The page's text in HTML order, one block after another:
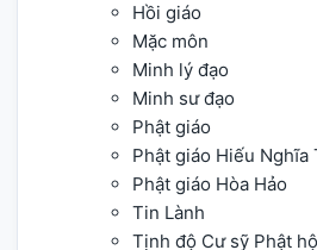
Hồi giáo
Mặc môn
Minh lý đạo
Minh sư đạo
Phật giáo
Phật giáo Hiếu Nghĩa
Phật giáo Hòa Hảo
Tin Lành
Tịnh độ Cư sỹ Phật